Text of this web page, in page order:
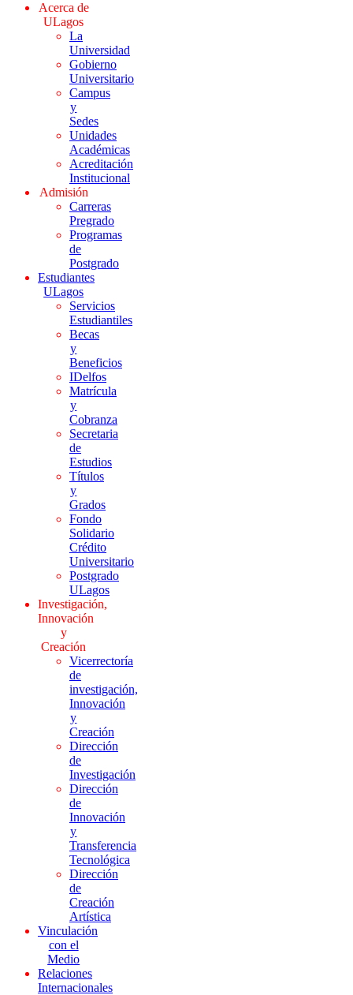
Acerca de
ULagos
La
Universidad
Gobierno
Universitario
Campus
y
Sedes
Unidades
Académicas
Acreditación
Institucional
Admisión
Carreras
Pregrado
Programas
de
Postgrado
Estudiantes
ULagos
Servicios
Estudiantiles
Becas
y
Beneficios
IDelfos
Matrícula
y
Cobranza
Secretaria
de
Estudios
Títulos
y
Grados
Fondo
Solidario
Crédito
Universitario
Postgrado
ULagos
Investigación,
Innovación
y
Creación
Vicerrectoría
de
investigación,
Innovación
y
Creación
Dirección
de
Investigación
Dirección
de
Innovación
y
Transferencia
Tecnológica
Dirección
de
Creación
Artística
Vinculación
con el
Medio
Relaciones
Internacionales